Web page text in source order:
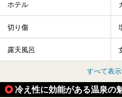
ホテル
切り傷
露天風呂
すべて表
冷え性に効能がある温泉の